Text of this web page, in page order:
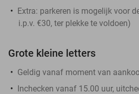
Extra: parkeren is mogelijk voor
i.p.v. €30, ter plekke te voldoen)
Grote kleine letters
Geldig vanaf moment van
Inchecken vanaf 15.00 uur,